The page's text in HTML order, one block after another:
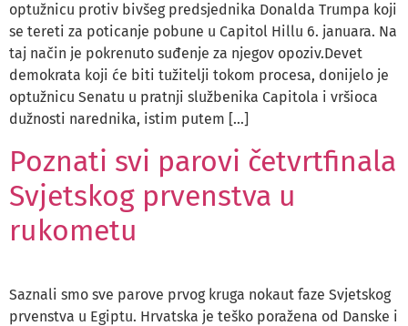
optužnicu protiv bivšeg predsjednika Donalda Trumpa koji
se tereti za poticanje pobune u Capitol Hillu 6. januara. Na
taj način je pokrenuto suđenje za njegov opoziv.Devet
demokrata koji će biti tužitelji tokom procesa, donijelo je
optužnicu Senatu u pratnji službenika Capitola i vršioca
dužnosti narednika, istim putem […]
Poznati svi parovi četvrtfinala
Svjetskog prvenstva u
rukometu
Saznali smo sve parove prvog kruga nokaut faze Svjetskog
prvenstva u Egiptu. Hrvatska je teško poražena od Danske i